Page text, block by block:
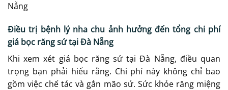
Nẵng
Điều trị bệnh lý nha chu ảnh hưởng đến tổng chi phí
giá bọc răng sứ tại Đà Nẵng
Khi xem xét giá bọc răng sứ tại Đà Nẵng, điều quan
trọng bạn phải hiểu rằng. Chi phí này không chỉ bao
gồm việc chế tác và gắn mão sứ. Sức khỏe răng miệng